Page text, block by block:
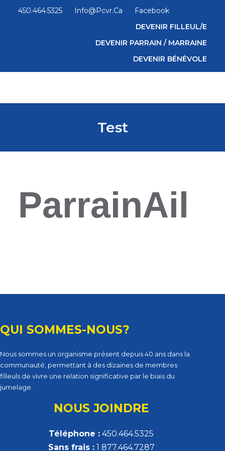
450.464.5325 Info@pcvr.ca
Facebook
DEVENIR FILLEUL/E
DEVENIR PARRAIN / MARRAINE
DEVENIR BÉNÉVOLE
Test
ParrainAil
QUI SOMMES-NOUS?
Nous sommes un organisme présent depuis 40 ans dans la
communauté, permettant à des dizaines de membres
filleuls de vivre une relation significative par le biais du
jumelage.
NOUS JOINDRE
Téléphone : 450.464.5325
Sans frais : 1 877.464.7287